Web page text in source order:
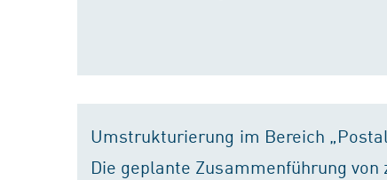
Umstrukturierung im Bereich
Die geplante Zusammenführung